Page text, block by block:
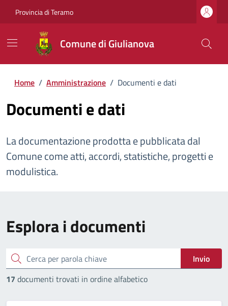
Provincia di Teramo
Comune di Giulianova
Home / Amministrazione / Documenti e dati
Documenti e dati
La documentazione prodotta e pubblicata dal
Comune come atti, accordi, statistiche, progetti e
modulistica.
Esplora i documenti
cerca
Invio
17 documenti trovati in ordine alfabetico